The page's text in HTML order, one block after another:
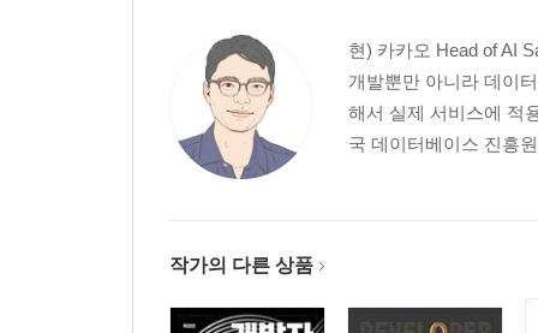
3장. 클라우드 계획하기
3.1 CMMI란?
3.2 클라우드 서비스 개발과 CMMI-DEV
3.2.3 빌드와 배치
3.2.4 테스트와 검증
현) 카카오 Head of AI
개발뿐만 아니라 데이
해서 실제 서비스에 적
국 데이터베이스 진흥
작가의 다른 상품